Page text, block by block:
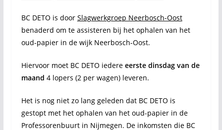
BC DETO is door Slagwerkgroep Neerbosch-Oost
benaderd om te assisteren bij het ophalen van het
oud-papier in de wijk Neerbosch-Oost.
Hiervoor moet BC DETO iedere eerste dinsdag van de
maand 4 lopers (2 per wagen) leveren.
Het is nog niet zo lang geleden dat BC DETO is
gestopt met het ophalen van het oud-papier in de
Professorenbuurt in Nijmegen. De inkomsten die BC